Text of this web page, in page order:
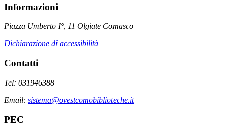
Informazioni
Piazza Umberto I°, 11 Olgiate Comasco
Dichiarazione di accessibilità
Contatti
Tel: 031946388
Email: sistema@ovestcomobiblioteche.it
PEC